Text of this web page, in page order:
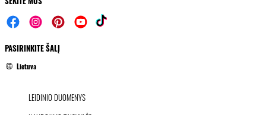
PASIRINKITE ŠALĮ
Lietuva
LEIDINIO DUOMENYS